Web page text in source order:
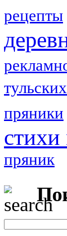
рецепты
пряники
пряник